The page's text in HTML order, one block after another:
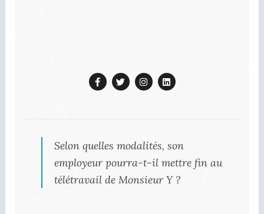
F
a
c
k
-
T
w
i
I
n
s
a
m
L
i
n
Selon quelles modalités, son
employeur pourra-t-il mettre fin au
télétravail de Monsieur Y ?